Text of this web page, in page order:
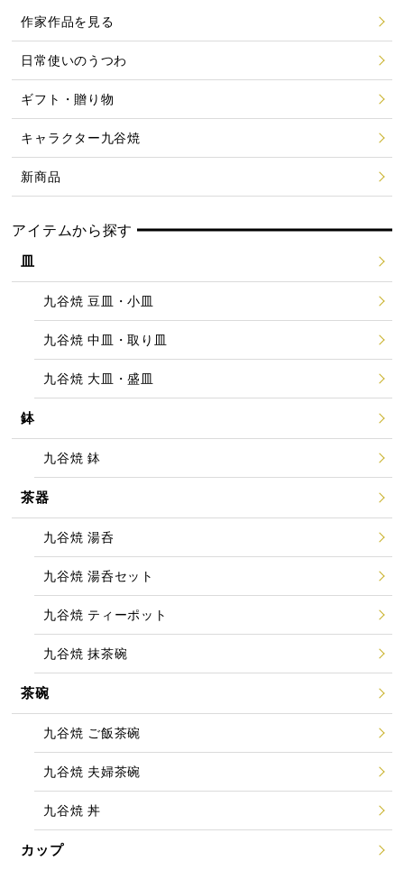
作家作品を見る
日常使いのうつわ
ギフト・贈り物
キャラクター九谷焼
新商品
アイテムから探す
皿
九谷焼 豆皿・小皿
九谷焼 中皿・取り皿
九谷焼 大皿・盛皿
鉢
九谷焼 鉢
茶器
九谷焼 湯呑
九谷焼 湯呑セット
九谷焼 ティーポット
九谷焼 抹茶碗
茶碗
九谷焼 ご飯茶碗
九谷焼 夫婦茶碗
九谷焼 丼
カップ